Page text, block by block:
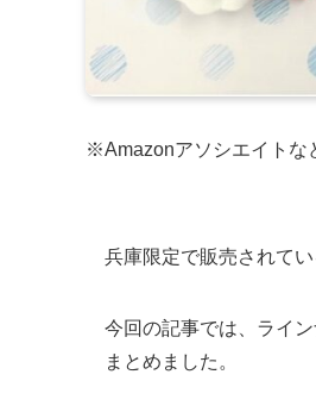
※Amazonアソシエイトな
兵庫限定で販売されて
今回の記事では、ライ
まとめました。